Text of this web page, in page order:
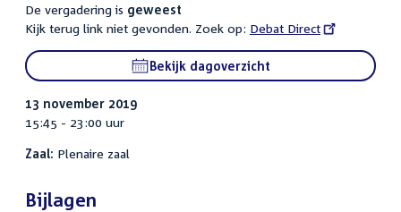
De vergadering is geweest
Kijk terug link niet gevonden. Zoek op: External
link:
Debat Direct
Bekijk dagoverzicht
13 november 2019
15:45 - 23:00 uur
Zaal: Plenaire zaal
Bijlagen